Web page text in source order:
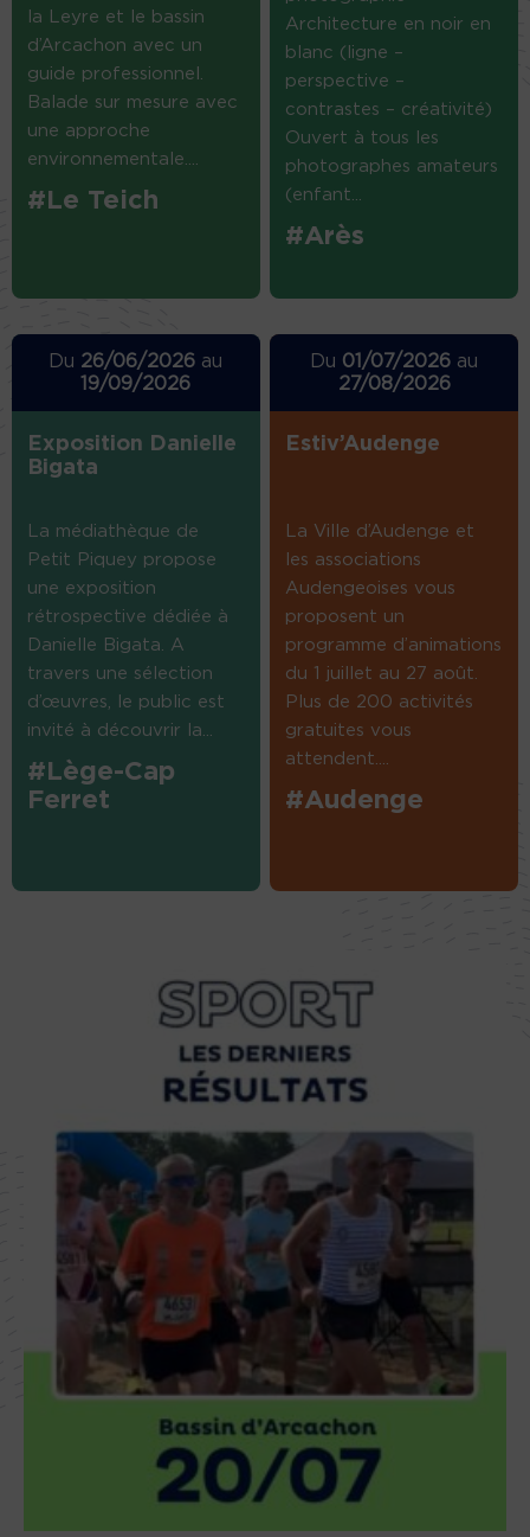
la Leyre et le bassin
d’Arcachon avec un
guide professionnel.
Balade sur mesure avec
une approche
environnementale....
#Le Teich
Architecture en noir en
blanc (ligne –
perspective –
contrastes – créativité)
Ouvert à tous les
photographes amateurs
(enfant...
#Arès
Du 26/06/2026 au
19/09/2026
Exposition Danielle
Bigata
La médiathèque de
Petit Piquey propose
une exposition
rétrospective dédiée à
Danielle Bigata. A
travers une sélection
d’œuvres, le public est
invité à découvrir la...
#Lège-Cap
Ferret
Du 01/07/2026 au
27/08/2026
Estiv’Audenge
La Ville d’Audenge et
les associations
Audengeoises vous
proposent un
programme d’animations
du 1 juillet au 27 août.
Plus de 200 activités
gratuites vous
attendent....
#Audenge